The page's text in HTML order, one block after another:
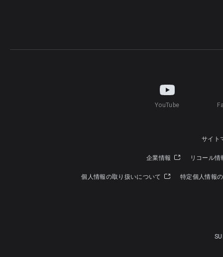
YouTube
サイト
企業情報 リコール
個人情報の取り扱いについて 特定個人情報